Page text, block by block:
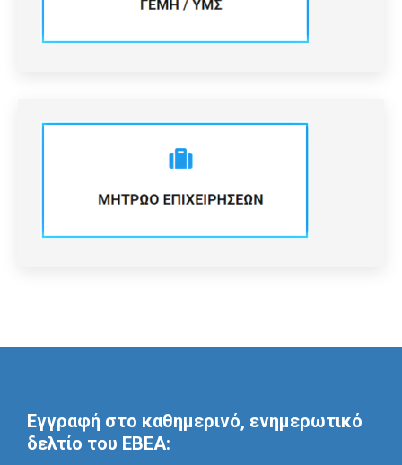
Εγγραφή στο καθημερινό, ενημερωτικό
δελτίο του ΕΒΕΑ: